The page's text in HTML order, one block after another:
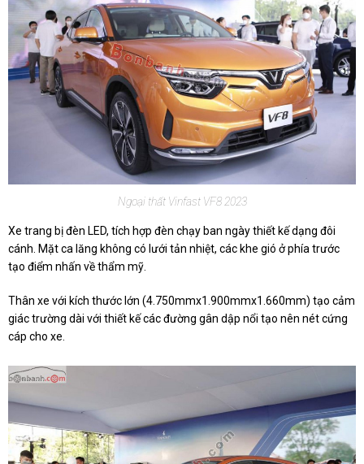
Ngoại thất Vinfast VF8 2023
Xe trang bị đèn LED, tích hợp đèn chạy ban ngày thiết kế dạng đôi
cánh. Mặt ca lăng không có lưới tản nhiệt, các khe gió ở phía trước
tạo điểm nhấn về thẩm mỹ.
Thân xe với kích thước lớn (4.750mmx1.900mmx1.660mm) tạo cảm
giác trường dài với thiết kế các đường gân dập nổi tạo nên nét cứng
cáp cho xe.